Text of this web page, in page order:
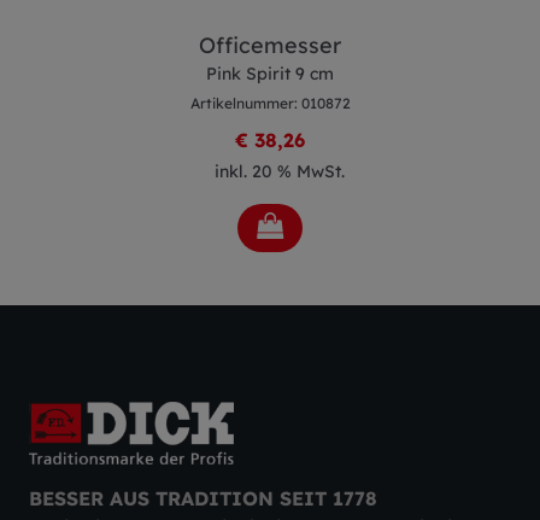
Officemesser
Pink Spirit 9 cm
Artikelnummer: 010872
€ 38,26
inkl. 20 % MwSt.
BESSER AUS TRADITION SEIT 1778